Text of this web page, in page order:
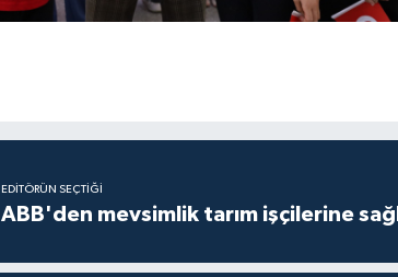
EDITÖRÜN SEÇTIĞI
ABB'den mevsimlik tarım işçilerine